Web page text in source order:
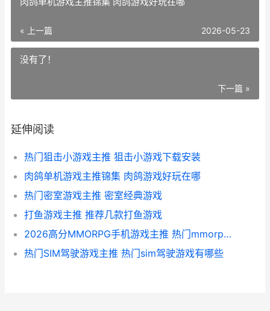
« 上一篇 2026-05-23
没有了！
下一篇 »
延伸阅读
热门狙击小游戏主推 狙击小游戏下载安装
肉鸽单机游戏主推锦集 肉鸽游戏好玩在哪
热门密室游戏主推 密室经典游戏
打鱼游戏主推 推荐几款打鱼游戏
2026高分MMORPG手机游戏主推 热门mmorpg手游
热门SIM驾驶游戏主推 热门sim驾驶游戏有哪些